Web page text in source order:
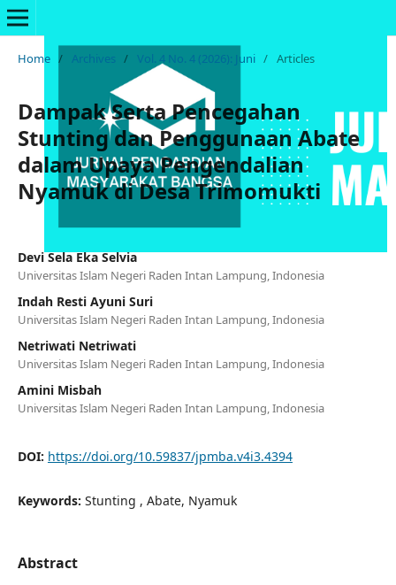
Home / Archives / Vol. 4 No. 4 (2026): Juni / Articles
Dampak Serta Pencegahan
Stunting dan Penggunaan Abate
dalam Upaya Pengendalian
Nyamuk di Desa Trimomukti
Devi Sela Eka Selvia
Universitas Islam Negeri Raden Intan Lampung, Indonesia
Indah Resti Ayuni Suri
Universitas Islam Negeri Raden Intan Lampung, Indonesia
Netriwati Netriwati
Universitas Islam Negeri Raden Intan Lampung, Indonesia
Amini Misbah
Universitas Islam Negeri Raden Intan Lampung, Indonesia
DOI: https://doi.org/10.59837/jpmba.v4i3.4394
Keywords: Stunting , Abate, Nyamuk
Abstract